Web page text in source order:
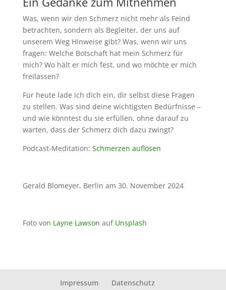
Was, wenn wir den Schmerz nicht mehr als Feind
betrachten, sondern als Begleiter, der uns auf
unserem Weg Hinweise gibt? Was, wenn wir uns
fragen: Welche Botschaft hat mein Schmerz für
mich? Wo hält er mich fest, und wo möchte er mich
freilassen?
Für heute lade ich dich ein, dir selbst diese Fragen
zu stellen. Was sind deine wichtigsten Bedürfnisse –
und wie könntest du sie erfüllen, ohne darauf zu
warten, dass der Schmerz dich dazu zwingt?
Podcast-Meditation: Schmerzen auflösen
Gerald Blomeyer, Berlin am 30. November 2024
Foto von Layne Lawson auf Unsplash
Impressum Datenschutz